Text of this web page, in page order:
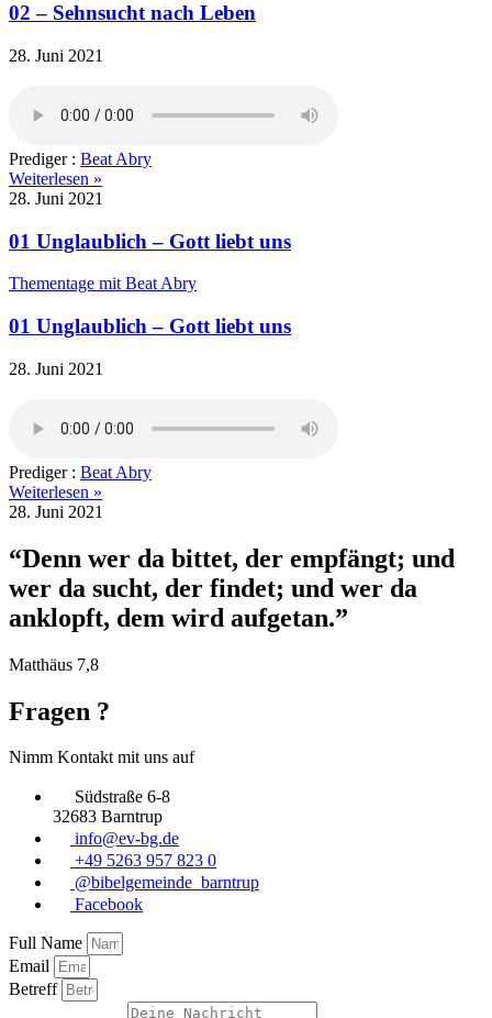
02 – Sehnsucht nach Leben
28. Juni 2021
Prediger : Beat Abry
Weiterlesen »
28. Juni 2021
01 Unglaublich – Gott liebt uns
Thementage mit Beat Abry
01 Unglaublich – Gott liebt uns
28. Juni 2021
Prediger : Beat Abry
Weiterlesen »
28. Juni 2021
“Denn wer da bittet, der empfängt; und
wer da sucht, der findet; und wer da
anklopft, dem wird aufgetan.”
Matthäus 7,8
Fragen ?
Nimm Kontakt mit uns auf
Südstraße 6-8
32683 Barntrup
info@ev-bg.de
+49 5263 957 823 0
@bibelgemeinde_barntrup
Facebook
Full Name
Email
Betreff